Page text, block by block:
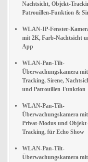
Nachtsicht, Objekt-
Patrouillen-Funktion &
WLAN-IP-Fenster-
mit 2K, Farb-Nachtsicht
App
WLAN-Pan-Tilt-
Überwachungskamera mit
Tracking, Sirene,
und Patrouillen-Funktion
WLAN-Pan-Tilt-
Überwachungskamera mit
Privat-Modus und Objekt-
Tracking, für Echo Show
WLAN-Pan-Tilt-
Überwachungskamera